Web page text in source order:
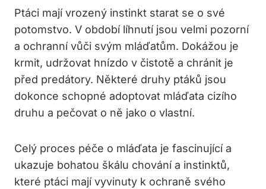
Ptáci mají vrozený instinkt starat se o své
potomstvo. V období líhnutí jsou velmi pozorní
a ochranní vůči svým mláďatům. Dokážou je
krmit, udržovat hnízdo v čistotě a chránit je
před predátory. Některé druhy ptáků jsou
dokonce schopné adoptovat mláďata cizího
druhu a pečovat o ně jako o vlastní.
Celý proces péče o mláďata je fascinující a
ukazuje bohatou škálu chování a instinktů,
které ptáci mají vyvinuty k ochraně svého